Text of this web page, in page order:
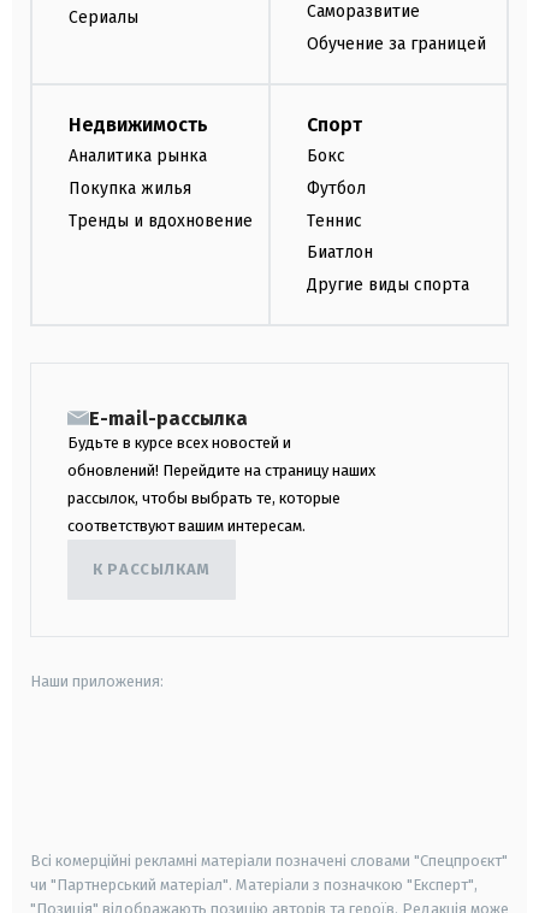
Сериалы
Саморазвитие
Обучение за границей
Недвижимость
Аналитика рынка
Покупка жилья
Тренды и вдохновение
Спорт
Бокс
Футбол
Теннис
Биатлон
Другие виды спорта
E-mail-рассылка
Будьте в курсе всех новостей и
обновлений! Перейдите на страницу наших
рассылок, чтобы выбрать те, которые
соответствуют вашим интересам.
К РАССЫЛКАМ
Наши приложения:
Всі комерційні рекламні матеріали позначені словами "Спецпроєкт"
чи "Партнерський матеріал". Матеріали з позначкою "Експерт",
"Позиція" відображають позицію авторів та героїв. Редакція може